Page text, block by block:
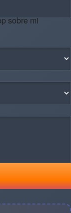
sobre mi